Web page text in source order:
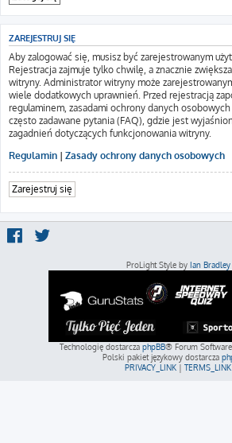
ZAREJESTRUJ SIĘ
Aby zalogować się, musisz być zarejestrowanym
Rejestracja zajmuje tylko chwilę, a znacznie
witryny. Administrator witryny może
wiele dodatkowych uprawnień. Przed rejestracją
regulaminem, zasadami ochrony danych
często zadawane pytania (FAQ), gdzie jest
zagadnień dotyczących funkcjonowania witryny.
Regulamin | Zasady ochrony danych osobowych
Zarejestruj się
ProLight Style by Ian Bradley
Technologię dostarcza phpBB® Forum
Polski pakiet językowy dostarcza
PRIVACY_LINK | TERMS_LINK